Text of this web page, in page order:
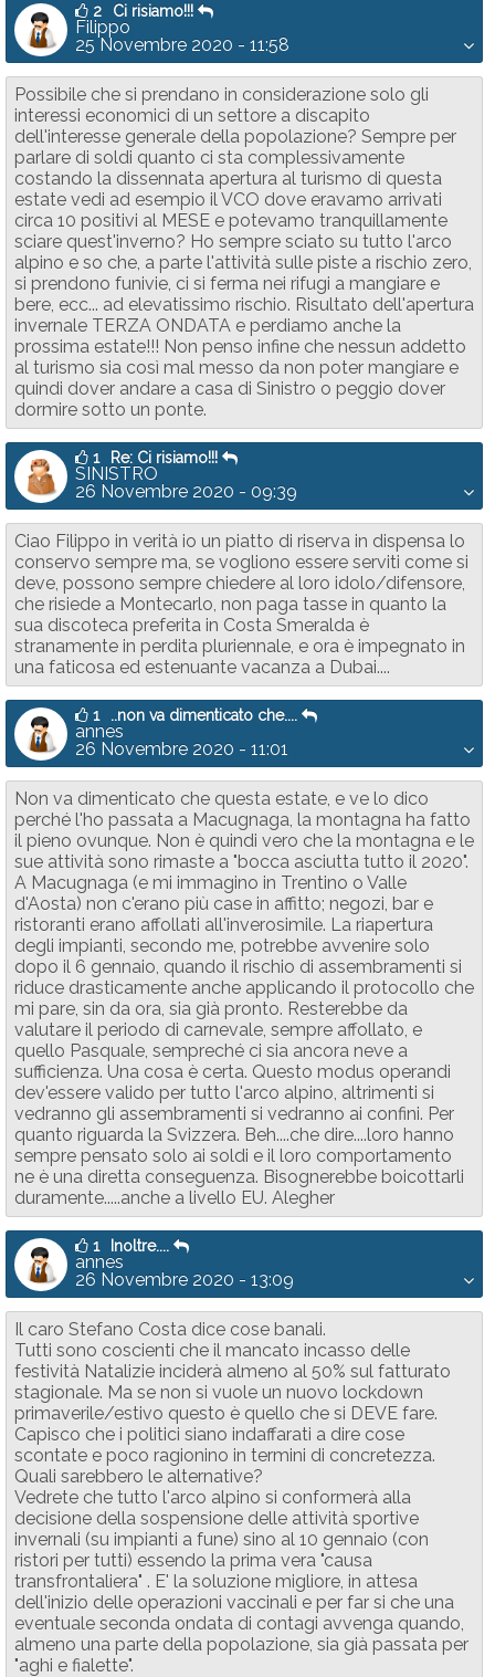
2 Ci risiamo!!!
Filippo
25 Novembre 2020 - 11:58
Possibile che si prendano in considerazione solo gli
interessi economici di un settore a discapito
dell'interesse generale della popolazione? Sempre per
parlare di soldi quanto ci sta complessivamente
costando la dissennata apertura al turismo di questa
estate vedi ad esempio il VCO dove eravamo arrivati
circa 10 positivi al MESE e potevamo tranquillamente
sciare quest'inverno? Ho sempre sciato su tutto l'arco
alpino e so che, a parte l'attività sulle piste a rischio zero,
si prendono funivie, ci si ferma nei rifugi a mangiare e
bere, ecc... ad elevatissimo rischio. Risultato dell'apertura
invernale TERZA ONDATA e perdiamo anche la
prossima estate!!! Non penso infine che nessun addetto
al turismo sia così mal messo da non poter mangiare e
quindi dover andare a casa di Sinistro o peggio dover
dormire sotto un ponte.
1 Re: Ci risiamo!!!
SINISTRO
26 Novembre 2020 - 09:39
Ciao Filippo in verità io un piatto di riserva in dispensa lo
conservo sempre ma, se vogliono essere serviti come si
deve, possono sempre chiedere al loro idolo/difensore,
che risiede a Montecarlo, non paga tasse in quanto la
sua discoteca preferita in Costa Smeralda è
stranamente in perdita pluriennale, e ora è impegnato in
una faticosa ed estenuante vacanza a Dubai....
1 ..non va dimenticato che....
annes
26 Novembre 2020 - 11:01
Non va dimenticato che questa estate, e ve lo dico
perché l'ho passata a Macugnaga, la montagna ha fatto
il pieno ovunque. Non è quindi vero che la montagna e le
sue attività sono rimaste a "bocca asciutta tutto il 2020".
A Macugnaga (e mi immagino in Trentino o Valle
d'Aosta) non c'erano più case in affitto; negozi, bar e
ristoranti erano affollati all'inverosimile. La riapertura
degli impianti, secondo me, potrebbe avvenire solo
dopo il 6 gennaio, quando il rischio di assembramenti si
riduce drasticamente anche applicando il protocollo che
mi pare, sin da ora, sia già pronto. Resterebbe da
valutare il periodo di carnevale, sempre affollato, e
quello Pasquale, sempreché ci sia ancora neve a
sufficienza. Una cosa è certa. Questo modus operandi
dev'essere valido per tutto l'arco alpino, altrimenti si
vedranno gli assembramenti si vedranno ai confini. Per
quanto riguarda la Svizzera. Beh....che dire....loro hanno
sempre pensato solo ai soldi e il loro comportamento
ne è una diretta conseguenza. Bisognerebbe boicottarli
duramente.....anche a livello EU. Alegher
1 Inoltre....
annes
26 Novembre 2020 - 13:09
Il caro Stefano Costa dice cose banali.
Tutti sono coscienti che il mancato incasso delle
festività Natalizie inciderà almeno al 50% sul fatturato
stagionale. Ma se non si vuole un nuovo lockdown
primaverile/estivo questo è quello che si DEVE fare.
Capisco che i politici siano indaffarati a dire cose
scontate e poco ragionino in termini di concretezza.
Quali sarebbero le alternative?
Vedrete che tutto l'arco alpino si conformerà alla
decisione della sospensione delle attività sportive
invernali (su impianti a fune) sino al 10 gennaio (con
ristori per tutti) essendo la prima vera "causa
transfrontaliera" . E' la soluzione migliore, in attesa
dell'inizio delle operazioni vaccinali e per far si che una
eventuale seconda ondata di contagi avvenga quando,
almeno una parte della popolazione, sia già passata per
"aghi e fialette".